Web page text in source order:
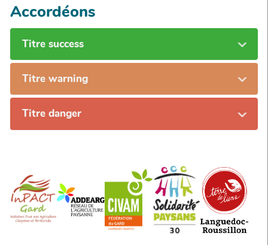
Accordéons
Titre success
Titre warning
Titre danger